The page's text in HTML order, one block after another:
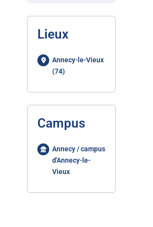
Lieux
Annecy-le-Vieux
(74)
Campus
Annecy / campus
d'Annecy-le-
Vieux